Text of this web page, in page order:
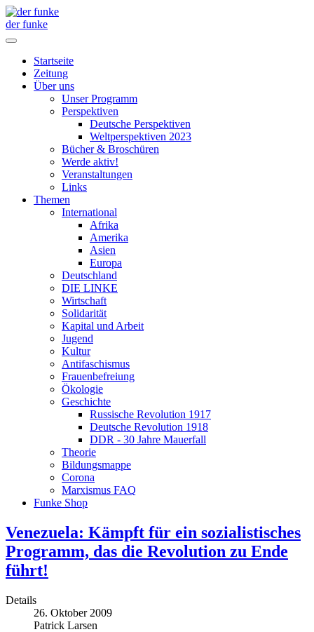
der funke
Startseite
Zeitung
Über uns
Unser Programm
Perspektiven
Deutsche Perspektiven
Weltperspektiven 2023
Bücher & Broschüren
Werde aktiv!
Veranstaltungen
Links
Themen
International
Afrika
Amerika
Asien
Europa
Deutschland
DIE LINKE
Wirtschaft
Solidarität
Kapital und Arbeit
Jugend
Kultur
Antifaschismus
Frauenbefreiung
Ökologie
Geschichte
Russische Revolution 1917
Deutsche Revolution 1918
DDR - 30 Jahre Mauerfall
Theorie
Bildungsmappe
Corona
Marxismus FAQ
Funke Shop
Venezuela: Kämpft für ein sozialistisches
Programm, das die Revolution zu Ende
führt!
Details
26. Oktober 2009
Patrick Larsen